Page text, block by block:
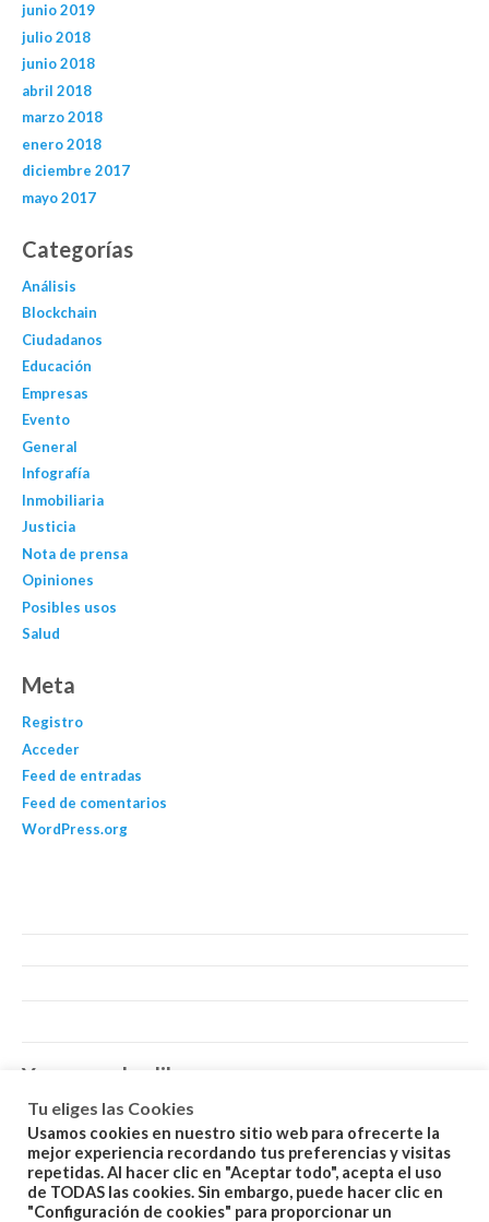
junio 2019
julio 2018
junio 2018
abril 2018
marzo 2018
enero 2018
diciembre 2017
mayo 2017
Categorías
Análisis
Blockchain
Ciudadanos
Educación
Empresas
Evento
General
Infografía
Inmobiliaria
Justicia
Nota de prensa
Opiniones
Posibles usos
Salud
Meta
Registro
Acceder
Feed de entradas
Feed de comentarios
WordPress.org
You may also like…
Tu eliges las Cookies
Usamos cookies en nuestro sitio web para ofrecerte la
mejor experiencia recordando tus preferencias y visitas
repetidas. Al hacer clic en "Aceptar todo", acepta el uso
de TODAS las cookies. Sin embargo, puede hacer clic en
"Configuración de cookies" para proporcionar un